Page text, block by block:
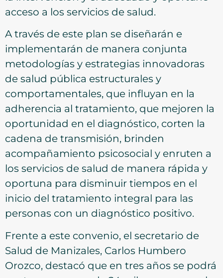
acceso a los servicios de salud.
A través de este plan se diseñarán e
implementarán de manera conjunta
metodologías y estrategias innovadoras
de salud pública estructurales y
comportamentales, que influyan en la
adherencia al tratamiento, que mejoren la
oportunidad en el diagnóstico, corten la
cadena de transmisión, brinden
acompañamiento psicosocial y enruten a
los servicios de salud de manera rápida y
oportuna para disminuir tiempos en el
inicio del tratamiento integral para las
personas con un diagnóstico positivo.
Frente a este convenio, el secretario de
Salud de Manizales, Carlos Humbero
Orozco, destacó que en tres años se podrá